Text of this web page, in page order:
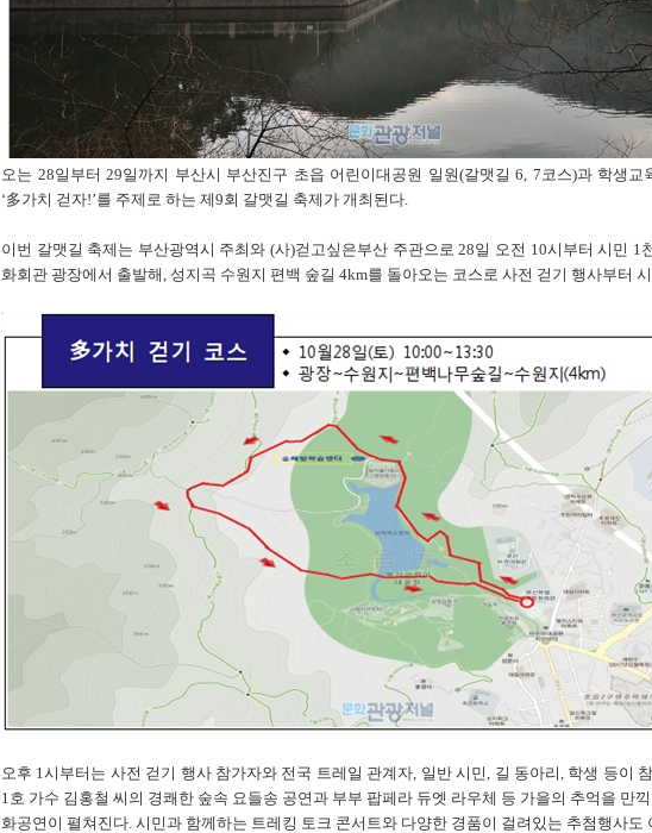
오는 28일부터 29일까지 부산시 부산진구 초읍 어린이대공원 일원(갈맷길 6, 7코스)과 학생교
‘多가치 걷자!’를 주제로 하는 제9회 갈맷길 축제가 개최된다.
이번 갈맷길 축제는 부산광역시 주최와 (사)걷고싶은부산 주관으로 28일 오전 10시부터 시민 1
화회관 광장에서 출발해, 성지곡 수원지 편백 숲길 4km를 돌아오는 코스로 사전 걷기 행사부터
오후 1시부터는 사전 걷기 행사 참가자와 전국 트레일 관계자, 일반 시민, 길 동아리, 학생 등이
1호 가수 김홍철 씨의 경쾌한 숲속 요들송 공연과 부부 팝페라 듀엣 라우체 등 가을의 추억을 만
화공연이 펼쳐진다. 시민과 함께하는 트레킹 토크 콘서트와 다양한 경품이 걸려있는 추첨행사도